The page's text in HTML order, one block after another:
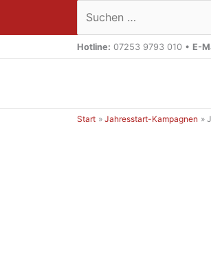
Suchen …
Hotline: 07253 9793 010 • E-
Start Jahresstart-Kampagnen